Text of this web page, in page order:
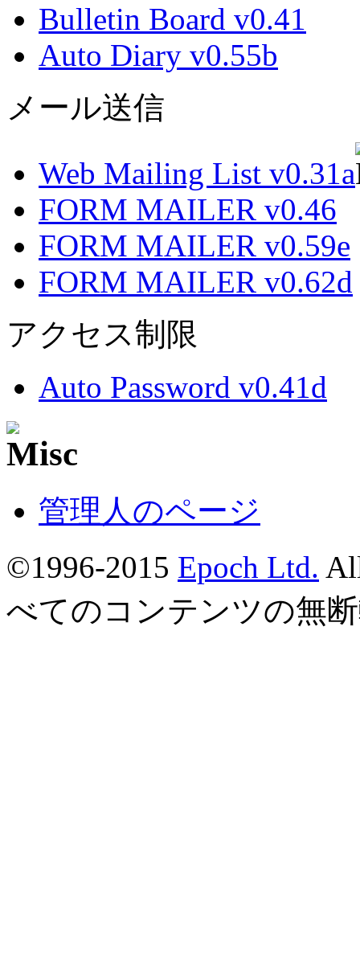
Bulletin Board v0.41
Auto Diary v0.55b
メール送信
Web Mailing List v0.31a
FORM MAILER v0.46
FORM MAILER v0.59e
FORM MAILER v0.62d
アクセス制限
Auto Password v0.41d
管理人のページ
©1996-2015 Epoch Ltd.
べてのコンテンツの無